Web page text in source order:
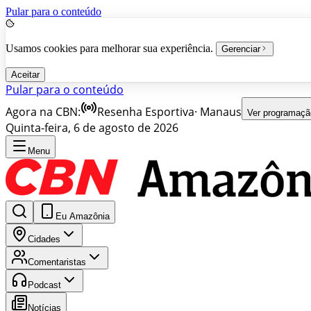
Pular para o conteúdo
Usamos cookies para melhorar sua experiência. Gerenciar
Aceitar
Pular para o conteúdo
Agora na CBN:
Resenha Esportiva· Manaus Ver
Quinta-feira, 6 de agosto de 2026
Menu
Eu Amazônia
Cidades
Comentaristas
Podcast
Notícias